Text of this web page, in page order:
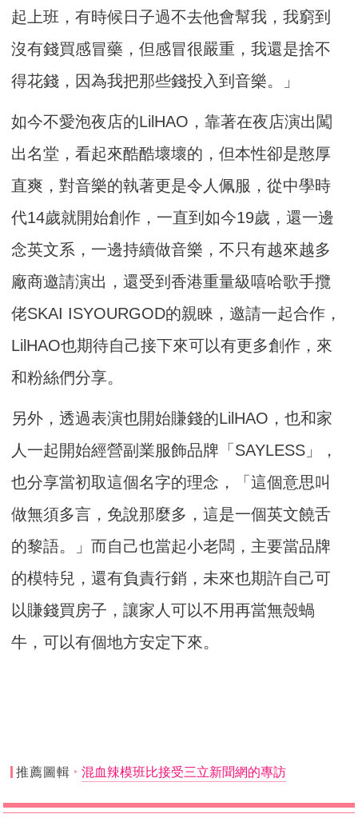
起上班，有時候日子過不去他會幫我，我窮到
沒有錢買感冒藥，但感冒很嚴重，我還是捨不
得花錢，因為我把那些錢投入到音樂。」
如今不愛泡夜店的LilHAO，靠著在夜店演出闖
出名堂，看起來酷酷壞壞的，但本性卻是憨厚
直爽，對音樂的執著更是令人佩服，從中學時
代14歲就開始創作，一直到如今19歲，還一邊
念英文系，一邊持續做音樂，不只有越來越多
廠商邀請演出，還受到香港重量級嘻哈歌手攬
佬SKAI ISYOURGOD的親睞，邀請一起合作，
LilHAO也期待自己接下來可以有更多創作，來
和粉絲們分享。
另外，透過表演也開始賺錢的LilHAO，也和家
人一起開始經營副業服飾品牌「SAYLESS」，
也分享當初取這個名字的理念，「這個意思叫
做無須多言，免說那麼多，這是一個英文饒舌
的黎語。」而自己也當起小老闆，主要當品牌
的模特兒，還有負責行銷，未來也期許自己可
以賺錢買房子，讓家人可以不用再當無殼蝸
牛，可以有個地方安定下來。
推薦圖輯 混血辣模班比接受三立新聞網的專訪